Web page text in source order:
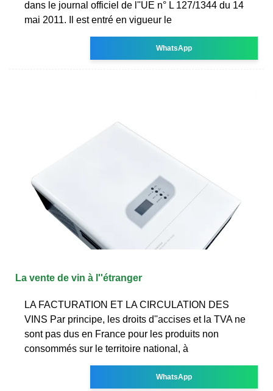
dans le journal officiel de l''UE n° L 127/1344 du 14
mai 2011. Il est entré en vigueur le
WhatsApp
La vente de vin à l''étranger
LA FACTURATION ET LA CIRCULATION DES
VINS Par principe, les droits d''accises et la TVA ne
sont pas dus en France pour les produits non
consommés sur le territoire national, à
WhatsApp